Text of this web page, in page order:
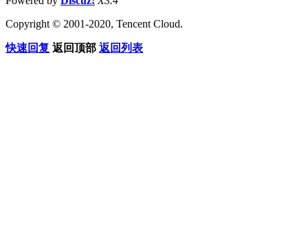
Copyright © 2001-2020, Tencent Cloud.
快速回复 返回顶部 返回列表